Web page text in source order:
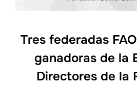
Tres federadas
ganadoras de la
Directores de la